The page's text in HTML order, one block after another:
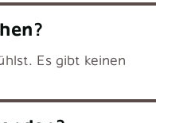
Es gibt keinen